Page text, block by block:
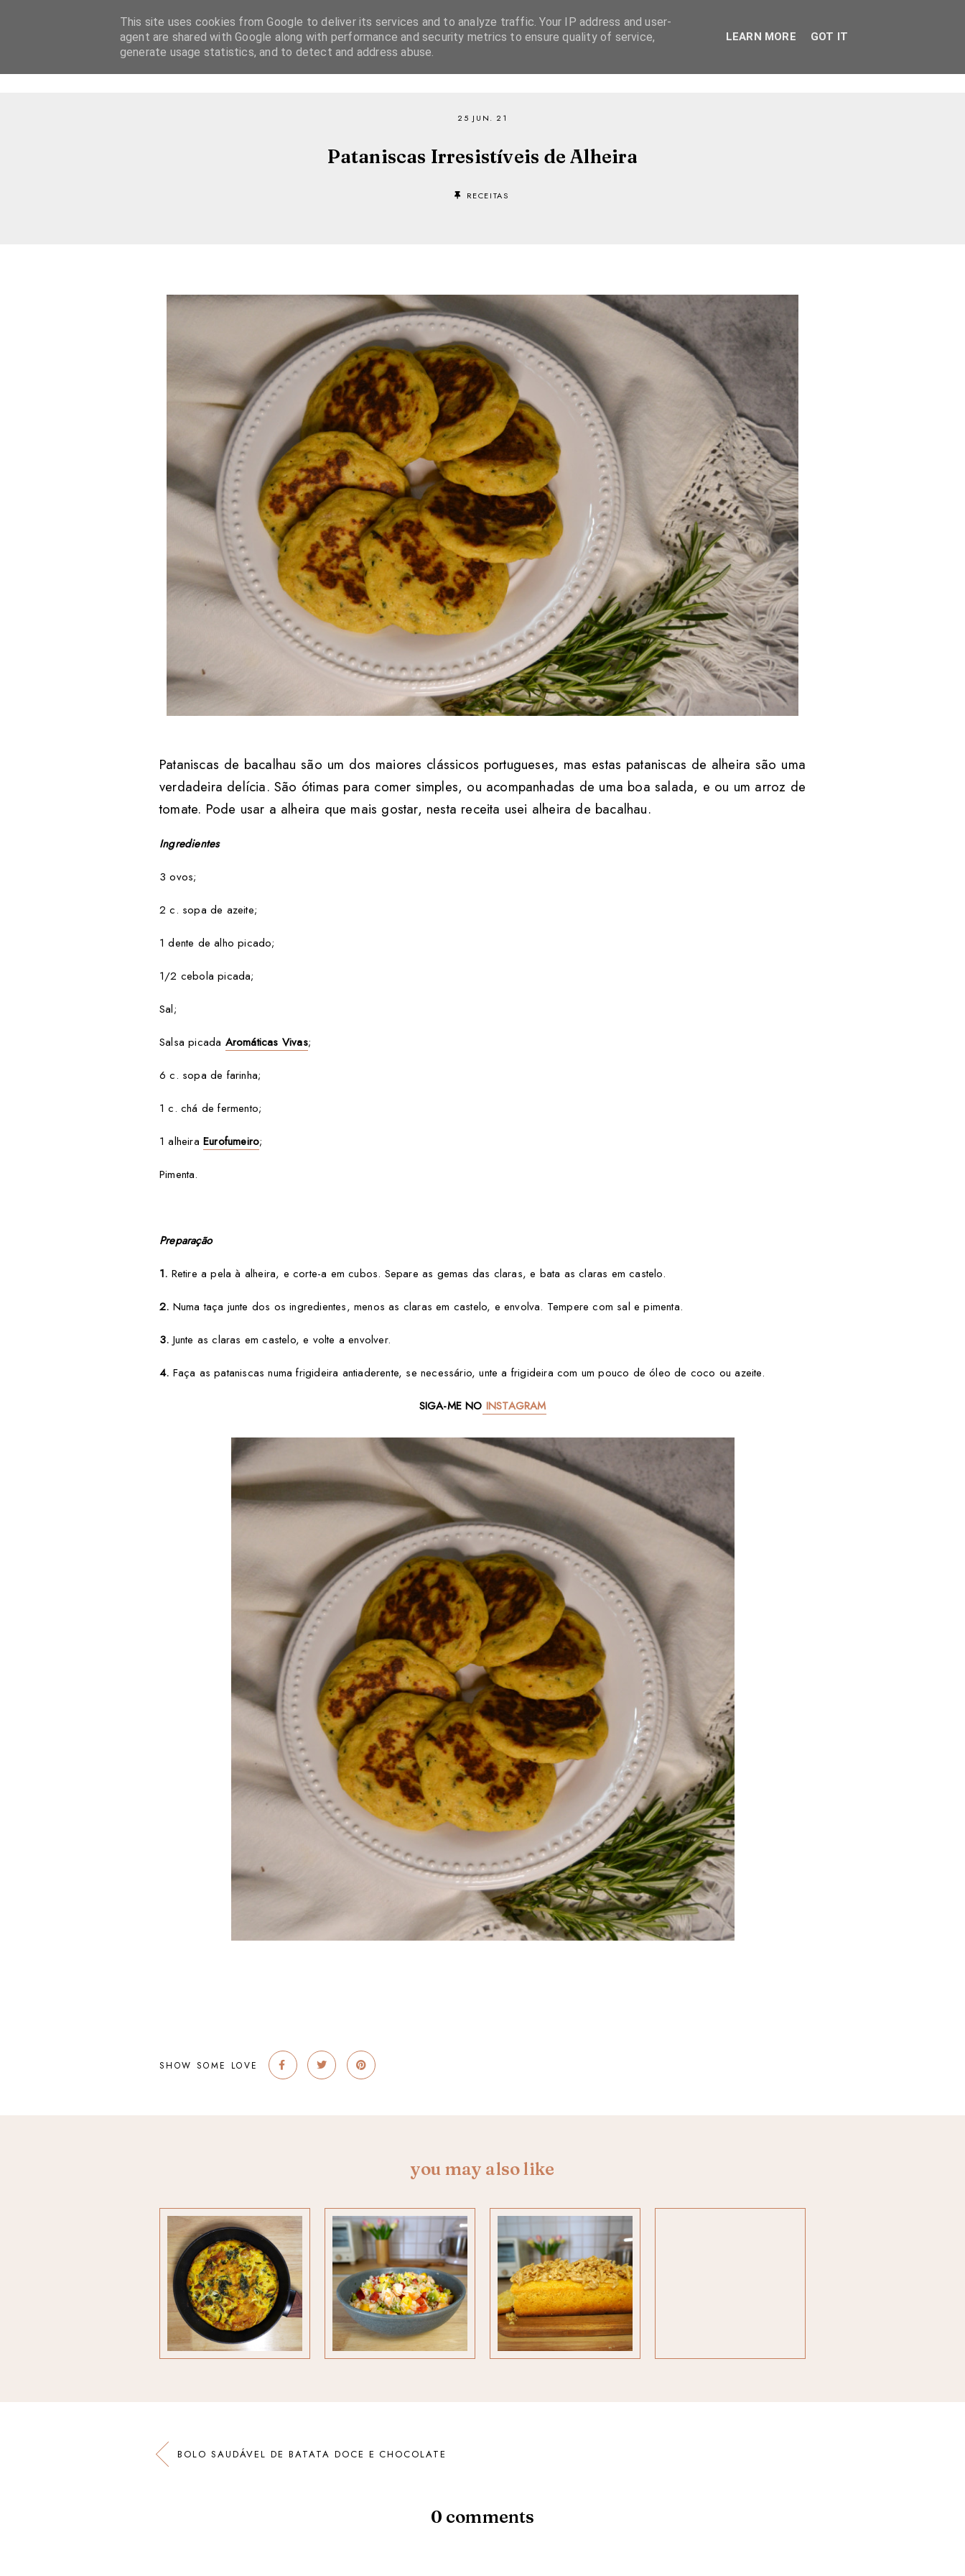
SOBRE RECEITAS
25 JUN. 21
Pataniscas Irresistíveis de Alheira
RECEITAS
Pataniscas de bacalhau são um dos maiores clássicos portugueses, mas estas pataniscas de alheira são uma
verdadeira delícia. São ótimas para comer simples, ou acompanhadas de uma boa salada, e ou um arroz de
tomate. Pode usar a alheira que mais gostar, nesta receita usei alheira de bacalhau.
Ingredientes
3 ovos;
2 c. sopa de azeite;
1 dente de alho picado;
1/2 cebola picada;
Sal;
Salsa picada Aromáticas Vivas;
6 c. sopa de farinha;
1 c. chá de fermento;
1 alheira Eurofumeiro;
Pimenta.
Preparação
1. Retire a pela à alheira, e corte-a em cubos. Separe as gemas das claras, e bata as claras em castelo.
2. Numa taça junte dos os ingredientes, menos as claras em castelo, e envolva. Tempere com sal e pimenta.
3. Junte as claras em castelo, e volte a envolver.
4. Faça as pataniscas numa frigideira antiaderente, se necessário, unte a frigideira com um pouco de óleo de coco ou azeite.
SIGA-ME NO INSTAGRAM
SHOW SOME LOVE
you may also like
BOLO SAUDÁVEL DE BATATA DOCE E CHOCOLATE
0 comments
This site uses cookies from Google to deliver its services and to analyze traffic. Your IP address and user-
agent are shared with Google along with performance and security metrics to ensure quality of service,
generate usage statistics, and to detect and address abuse.
LEARN MORE GOT IT